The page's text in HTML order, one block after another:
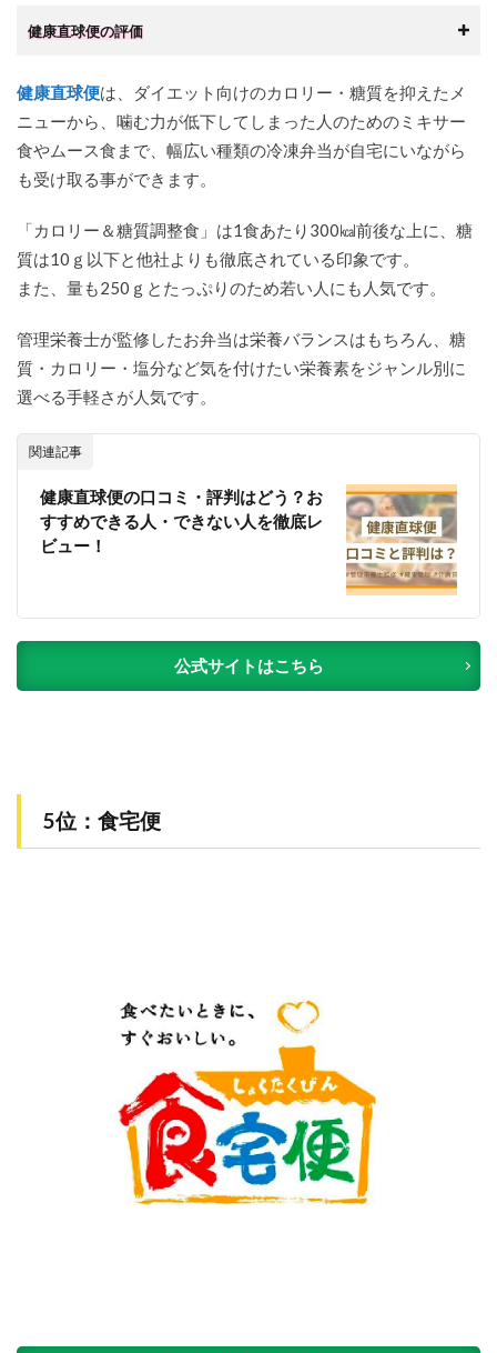
健康直球便の評価
健康直球便は、ダイエット向けのカロリー・糖質を抑えたメ
ニューから、噛む力が低下してしまった人のためのミキサー
食やムース食まで、幅広い種類の冷凍弁当が自宅にいながら
も受け取る事ができます。
「カロリー＆糖質調整食」は1食あたり300㎉前後な上に、糖
質は10ｇ以下と他社よりも徹底されている印象です。
また、量も250ｇとたっぷりのため若い人にも人気です。
管理栄養士が監修したお弁当は栄養バランスはもちろん、糖
質・カロリー・塩分など気を付けたい栄養素をジャンル別に
選べる手軽さが人気です。
関連記事
健康直球便の口コミ・評判はどう？お
すすめできる人・できない人を徹底レ
ビュー！
公式サイトはこちら
5位：食宅便